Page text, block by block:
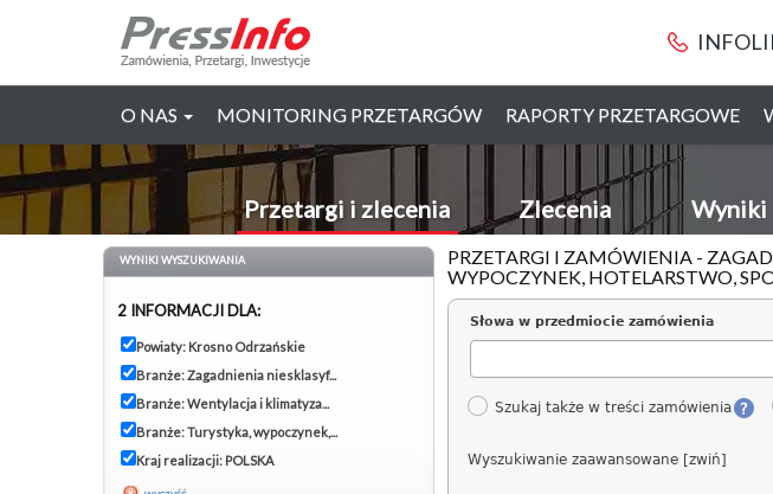
O NAS MONITORING PRZETARGÓW RAPORTY PRZETARGOWE
Przetargi i zlecenia Zlecenia Wyniki
PRZETARGI I ZAMÓWIENIA -
WYPOCZYNEK, HOTELARSTWO,
Słowa w przedmiocie zamówienia
Szukaj także w treści zamówienia
Wyszukiwanie zaawansowane [zwiń]
WYNIKI WYSZUKIWANIA
2 INFORMACJI DLA:
Powiaty: Krosno Odrzańskie
Branże: Zagadnienia niesklasyf...
Branże: Wentylacja i klimatyza...
Branże: Turystyka, wypoczynek,...
Kraj realizacji: POLSKA